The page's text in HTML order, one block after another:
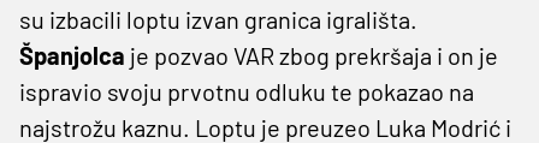
su izbacili loptu izvan granica igrališta.
Španjolca je pozvao VAR zbog prekršaja i on je
ispravio svoju prvotnu odluku te pokazao na
najstrožu kaznu. Loptu je preuzeo Luka Modrić i